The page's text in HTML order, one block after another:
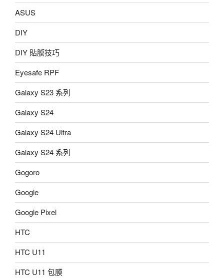
ASUS
DIY
DIY 貼膜技巧
Eyesafe RPF
Galaxy S23 系列
Galaxy S24
Galaxy S24 Ultra
Galaxy S24 系列
Gogoro
Google
Google Pixel
HTC
HTC U11
HTC U11 包膜